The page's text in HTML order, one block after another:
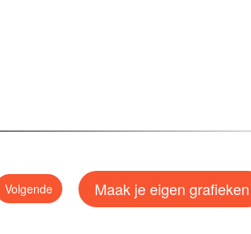
Volgende Maak je eigen grafieken